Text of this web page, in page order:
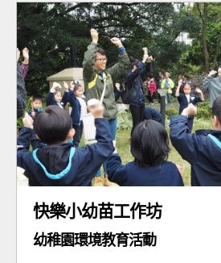
快樂小幼苗工作坊
幼稚園環境教育活動